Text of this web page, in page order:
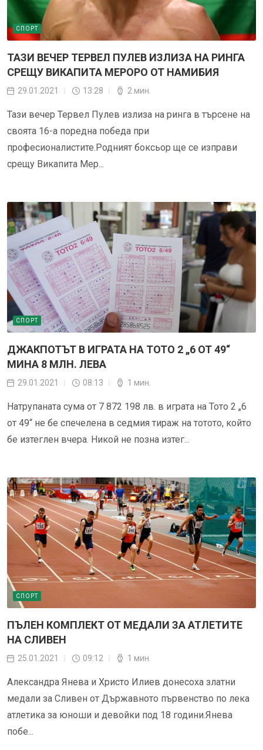
СПОРТ
ТАЗИ ВЕЧЕР ТЕРВЕЛ ПУЛЕВ ИЗЛИЗА НА РИНГА
СРЕЩУ ВИКАПИТА МЕРОРО ОТ НАМИБИЯ
29.01.2021 13:28 2 мин.
Тази вечер Тервел Пулев излиза на ринга в търсене на
своята 16-а поредна победа при
професионалистите.Родният боксьор ще се изправи
срещу Викапита Мер...
СПОРТ
ДЖАКПОТЪТ В ИГРАТА НА ТОТО 2 „6 ОТ 49“
МИНА 8 МЛН. ЛЕВА
29.01.2021 08:13 1 мин.
Натрупаната сума от 7 872 198 лв. в играта на Тото 2 „6
от 49“ не бе спечелена в седмия тираж на тотото, който
бе изтеглен вчера. Никой не позна изтег...
СПОРТ
ПЪЛЕН КОМПЛЕКТ ОТ МЕДАЛИ ЗА АТЛЕТИТЕ
НА СЛИВЕН
25.01.2021 09:12 1 мин.
Александра Янева и Христо Илиев донесоха златни
медали за Сливен от Държавното първенство по лека
атлетика за юноши и девойки под 18 години.Янева
побе...